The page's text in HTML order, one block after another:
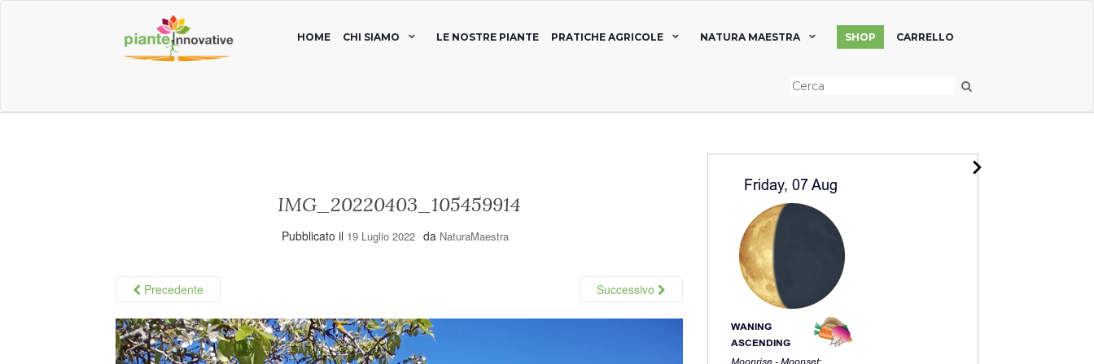
HOME CHI SIAMO LE NOSTRE PIANTE PRATICHE AGRICOLE NATURA MAESTRA SHOP CARRELLO
IMG_20220403_105459914
Pubblicato il 19 Luglio 2022 da NaturaMaestra
Precedente Successivo